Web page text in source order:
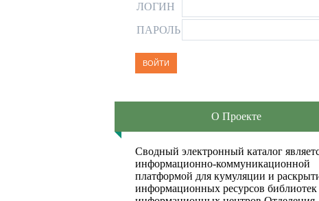
ЛОГИН
ПАРОЛЬ
О Проекте
Сводный электронный каталог
информационно-коммуникационной
платформой для кумуляции и
информационных ресурсов